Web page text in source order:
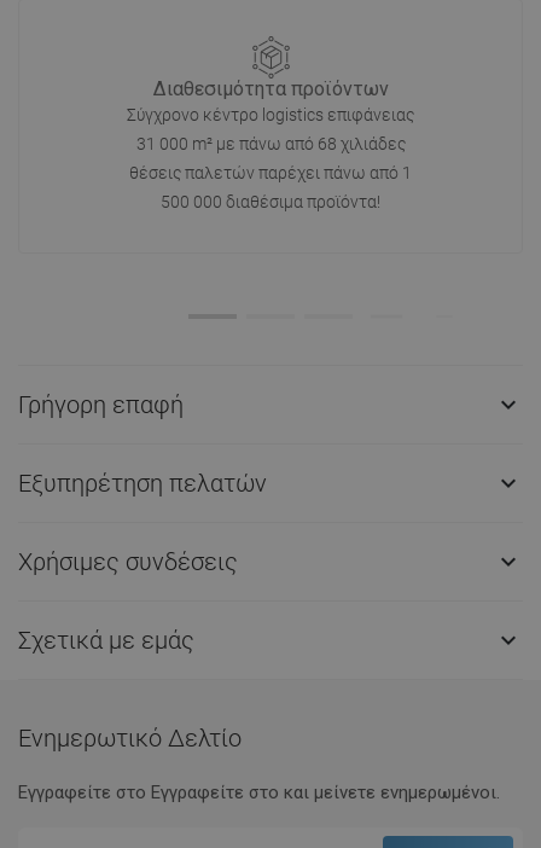
Διαθεσιμότητα προϊόντων
Σύγχρονο κέντρο logistics επιφάνειας
31 000 m² με πάνω από 68 χιλιάδες
θέσεις παλετών παρέχει πάνω από 1
500 000 διαθέσιμα προϊόντα!
Γρήγορη επαφή 
Εξυπηρέτηση πελατών 
Χρήσιμες συνδέσεις 
Σχετικά με εμάς 
Ενημερωτικό Δελτίο
Εγγραφείτε στο Eγγραφείτε στο και μείνετε ενημερωμένοι.